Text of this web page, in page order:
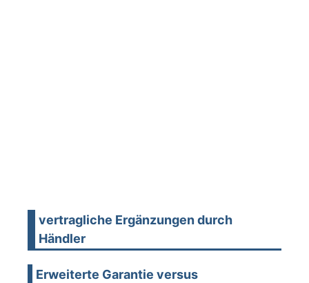
vertragliche Ergänzungen durch
Händler
Erweiterte Garantie versus